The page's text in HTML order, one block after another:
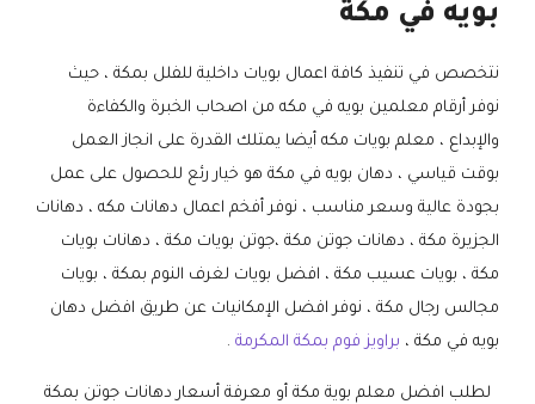
بويه في مكة
نتخصص في تنفيذ كافة اعمال بويات داخلية للفلل بمكة ، حيث
نوفر أرقام معلمين بويه في مكه من اصحاب الخبرة والكفاءة
والإبداع ، معلم بويات مكه أيضا يمتلك القدرة على انجاز العمل
بوقت قياسي ، دهان بويه في مكة هو خيار رئع للحصول على عمل
بجودة عالية وسعر مناسب ، نوفر أفخم اعمال دهانات مكه ، دهانات
الجزيرة مكة ، دهانات جوتن مكة ،جوتن بويات مكة ، دهانات بويات
مكة ، بويات عسيب مكة ، افضل بويات لغرف النوم بمكة ، بويات
مجالس رجال مكة ، نوفر افضل الإمكانيات عن طريق افضل دهان
بويه في مكة ، براويز فوم بمكة المكرمة .
لطلب افضل معلم بوية مكة أو معرفة أسعار دهانات جوتن بمكة